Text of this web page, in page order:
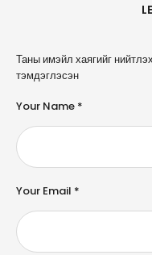
Таны имэйл хаягийг
тэмдэглэсэн
Your Name *
Your Email *
A
l
e
n
a
ti
e